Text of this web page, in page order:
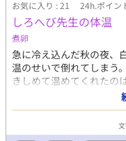
ですので、ご理解いただ
的な要素も含め、キトリ
ります。 （でも内容はほ
うぞ。
お気に入り : 21 24h.ポイン
しろへび先生の体温
煮卵
急に冷え込んだ秋の夜、
温のせいで倒れてしまう
きしめて温めてくれたの
来、綿貫は彼の「熱い
族が暮らす現代社会で、
の看護師が、少しずつ
リー。 ほっこり甘め、ハ